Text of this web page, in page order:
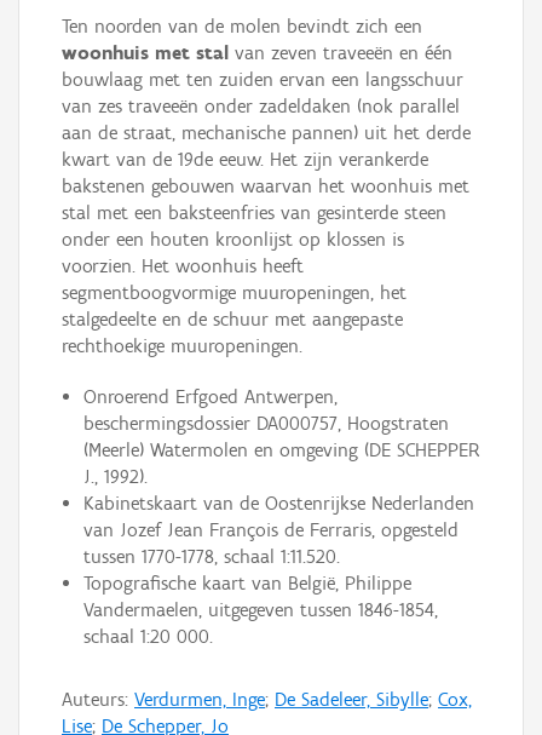
Ten noorden van de molen bevindt zich een
woonhuis met stal van zeven traveeën en één
bouwlaag met ten zuiden ervan een langsschuur
van zes traveeën onder zadeldaken (nok parallel
aan de straat, mechanische pannen) uit het derde
kwart van de 19de eeuw. Het zijn verankerde
bakstenen gebouwen waarvan het woonhuis met
stal met een baksteenfries van gesinterde steen
onder een houten kroonlijst op klossen is
voorzien. Het woonhuis heeft
segmentboogvormige muuropeningen, het
stalgedeelte en de schuur met aangepaste
rechthoekige muuropeningen.
Onroerend Erfgoed Antwerpen,
beschermingsdossier DA000757, Hoogstraten
(Meerle) Watermolen en omgeving (DE SCHEPPER
J., 1992).
Kabinetskaart van de Oostenrijkse Nederlanden
van Jozef Jean François de Ferraris, opgesteld
tussen 1770-1778, schaal 1:11.520.
Topografische kaart van België, Philippe
Vandermaelen, uitgegeven tussen 1846-1854,
schaal 1:20 000.
Auteurs: Verdurmen, Inge; De Sadeleer, Sibylle; Cox,
Lise; De Schepper, Jo